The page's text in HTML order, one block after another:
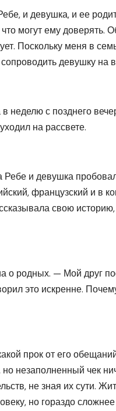
и девушка, и ее
могут ему доверять.
Поскольку меня в
девушку на
неделю с позднего
на рассвете.
Ребе и девушка
французский и в
свою
о родных. — Мой друг
это искренне.
прок от его
незаполненный чек
не зная их сути.
но гораздо